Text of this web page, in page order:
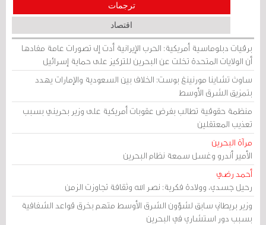
ترجمات
اقتصاد
برقيات دبلوماسية أمريكية: الحرب الإيرانية أدت إلى تصورات عامة مفادها
أن الولايات المتحدة تخلت عن البحرين للتركيز على حماية إسرائيل
ساوث تشاينا مورنينغ بوست: الخلاف بين السعودية والإمارات يهدد
بتمزيق الشرق الأوسط
منظمة حقوقية تطالب بفرض عقوبات أمريكية على وزير بحريني بسبب
تعذيب المعتقلين
مرآة البحرين
الأمير أندرو وغسل سمعة نظام البحرين
أحمد رضي
رحيل جسدي، وولادة فكرية: نصر الله وثقافة تجاوزت الزمن
وزير بريطاني سابق لشؤون الشرق الأوسط متهم بخرق قواعد الشفافية
بسبب دور استشاري في البحرين